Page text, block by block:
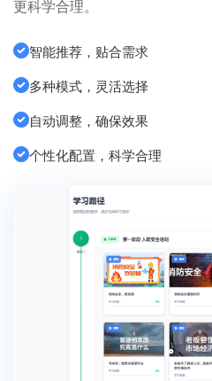
更科学合理。
智能推荐，贴合需求
多种模式，灵活选择
自动调整，确保效果
个性化配置，科学合理